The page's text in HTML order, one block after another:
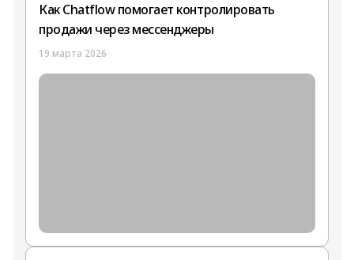
Как Chatflow помогает контролировать
продажи через мессенджеры
19 марта 2026